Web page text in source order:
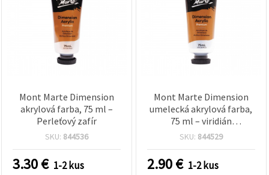
Mont Marte Dimension
akrylová farba, 75 ml –
Perleťový zafír
SKU: 844536
3.30€ 1-2 kus
Mont Marte Dimension
umelecká akrylová farba,
75 ml – viridián
modrozelená
SKU: 844529
2.90€ 1-2 kus